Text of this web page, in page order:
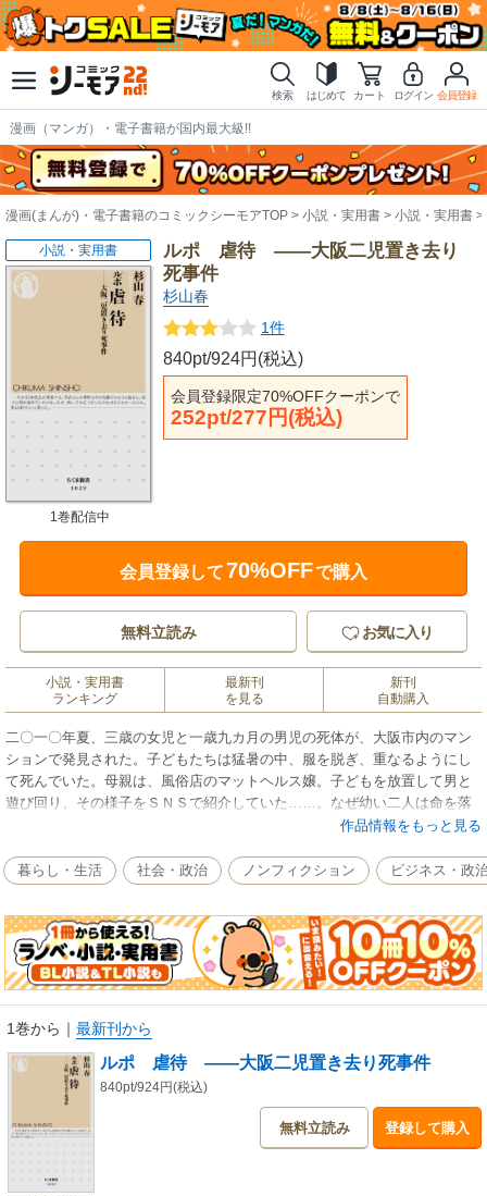
検索 はじめて カート ログイン 会員登録
漫画（マンガ）・電子書籍が国内最大級!!
漫画(まんが)・電子書籍のコミックシーモアTOP 小説・実用書 小説・実用書
ルポ 虐待 ――大阪二児置き去り
死事件
杉山春
1件
840pt/924円(税込)
会員登録限定70%OFFクーポンで
252pt/277円(税込)
小説・実用書
1巻配信中
会員登録して70%OFFで購入
無料立読み お気に入り
小説・実用書
ランキング
最新刊
を見る
新刊
自動購入
二〇一〇年夏、三歳の女児と一歳九カ月の男児の死体が、大阪市内のマン
ションで発見された。子どもたちは猛暑の中、服を脱ぎ、重なるようにし
て死んでいた。母親は、風俗店のマットヘルス嬢。子どもを放置して男と
遊び回り、その様子をＳＮＳで紹介していた……。なぜ幼い二人は命を落
とさなければならなかったのか。それは母親一人の罪なのか。事件の経緯
する。現代の奈落に落ちた母子の悲劇をとおして、女性の貧困を問う渾身
のルポルタージュ。
作品情報をもっと見る
暮らし・生活 社会・政治 ノンフィクション ビジネス・政
1巻から ｜ 最新刊から
ルポ 虐待 ――大阪二児置き去り死事件
840pt/924円(税込)
無料立読み 登録して購入